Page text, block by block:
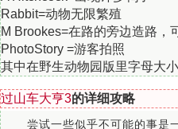
Rabbit=动物无限繁殖
M Brookes=在路的旁边造路，
PhotoStory =游客拍照
其中在野生动物园版里字母大
过山车大亨3的详细攻略
尝试一些似乎不可能的事